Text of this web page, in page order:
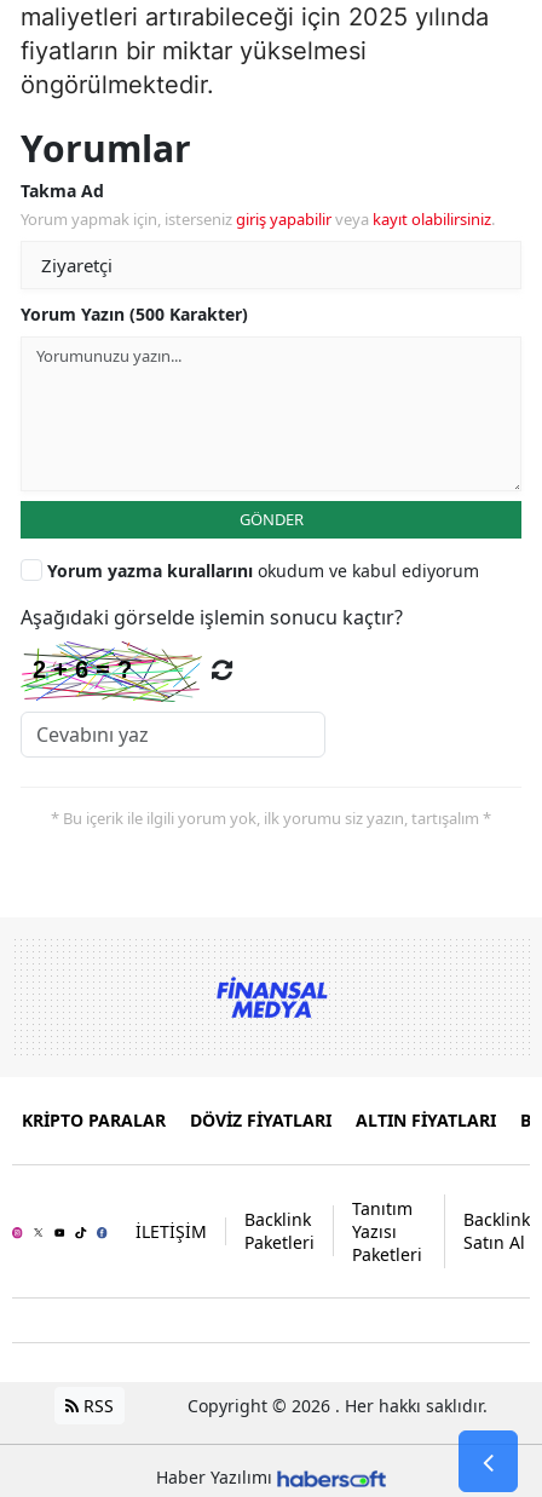
maliyetleri artırabileceği için 2025 yılında
fiyatların bir miktar yükselmesi
öngörülmektedir.
Yorumlar
Takma Ad
Yorum yapmak için, istersenizgiriş yapabilirveya kayıt olabilirsiniz.
Yorum Yazın (500 Karakter)
GÖNDER
Yorum yazma kurallarını okudum ve kabul ediyorum
Aşağıdaki görselde işlemin sonucu kaçtır?
* Bu içerik ile ilgili yorum yok, ilk yorumu siz yazın, tartışalım *
KRİPTO PARALAR DÖVİZ FİYATLARI ALTIN FİYATLARI
İLETİŞİM
Backlink
Paketleri
Tanıtım
Yazısı
Paketleri
Backlink
Satın Al
RSS Copyright © 2026 . Her hakkı saklıdır.
Haber Yazılımı